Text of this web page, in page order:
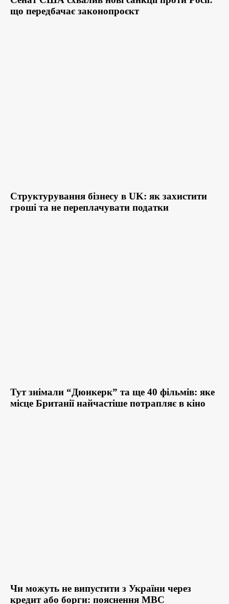
що передбачає законопроєкт
Структурування бізнесу в UK: як захистити
гроші та не переплачувати податки
Тут знімали “Дюнкерк” та ще 40 фільмів: яке
місце Британії найчастіше потрапляє в кіно
Чи можуть не випустити з України через
кредит або борги: пояснення МВС